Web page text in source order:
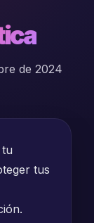
de 2024
tus